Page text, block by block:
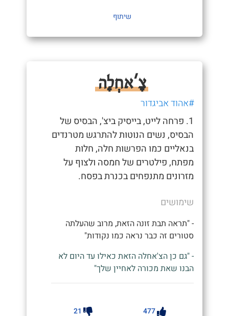
שיתוף
צָ'אחְלָה
#אהוד אביגדור
1. פרחה לייט, בייסיק ביצ', הבסיס של
הבסיס, נשים הנוטות להתרגש מטרנדים
בנאליים כמו הפרשות חלה, חלות
מפתח, פילטרים של חמסה ולצוף על
מזרונים מתנפחים בכנרת בפסח.
שימושים
- "תראה תבת זונה הזאת, מרוב שהעלתה
סטורים זה כבר נראה כמו נקודות"
- "גם כן הצ'אחלה הזאת כאילו עד היום לא
הבנו שאת מכורה לאחיין שלך"
477
21